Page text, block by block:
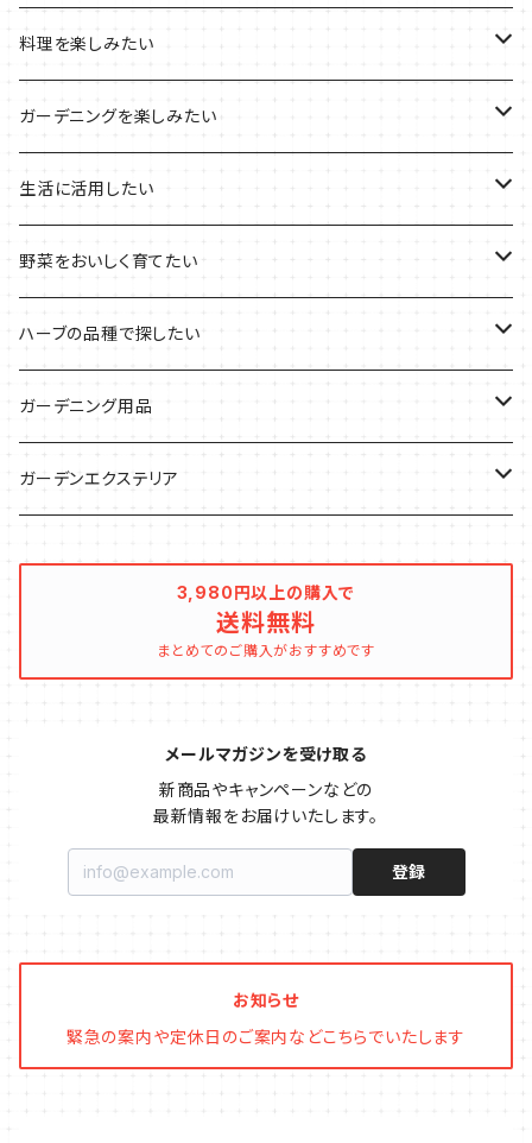
プラ製プランターの栽培キット
その他のプランターの栽培キット
2021年の敬老の日
2021年のハロウィン
2021年のクリスマス
ハーブブーケ
フレッシュハーブ
ハーブティーの定番ハーブ
リラックスしたい時に
シャキッとしたい時に
デトックスに
気分で香りを楽しみたい
料理を楽しみたい
料理の定番ハーブ
イタリア料理に
魚料理に
BBQ・肉料理に
サラダに使いたい
秋植えで料理に
ガーデニングを楽しみたい
花を楽しみたい
カラーリーフ
ハーブガーデンづくりに
夏のハーブガーデンに
生活に活用したい
パーティーハーブ
インスタ映えハーブ
虫よけに使いたい
ハーブバスに
野菜をおいしく育てたい
トマトのコンパニオン
ジャガイモのコンパニオン
葉物野菜のコンパニオン
イチゴをおいしく育てたい
ハーブの品種で探したい
ミント・ハーブ苗
バジル・ハーブ苗
ガーデニング用品
その他
樹脂製 / プラ製プランター
ファイバー製プランター
ブリキ製プランター
木製プランター
ガーデンエクステリア
3,980円以上の購入で
送料無料
まとめてのご購入がおすすめです
メールマガジンを受け取る
新商品やキャンペーンなどの
最新情報をお届けいたします。
登録
お知らせ
緊急の案内や定休日のご案内などこちらでいたします